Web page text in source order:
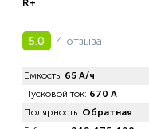
R+
5.0 4 отзыва
Емкость: 65 А/ч
Пусковой ток: 670 А
Полярность: Обратная